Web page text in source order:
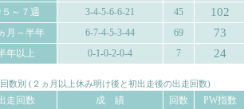
～７週 3-4-5-6-6-21 45 102
月～半年 6-7-4-5-3-44 69 73
年以上 0-1-0-2-0-4 7 24
数別 (２ヵ月以上休み明け後と初出走後の出走回数)
走回数 成 績 回数
PW指数